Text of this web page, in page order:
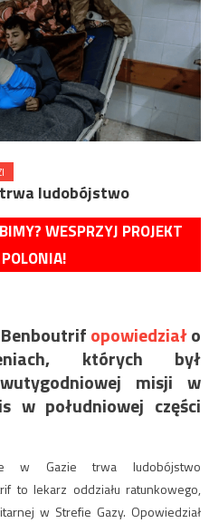
ludobójstwo
WESPRZYJ PROJEKT
opowiedziało
których był
misji w
w południowej części
w Gazie trwa ludobójstwo
to lekarz oddziału ratunkowego,
w Strefie Gazy. Opowiedział